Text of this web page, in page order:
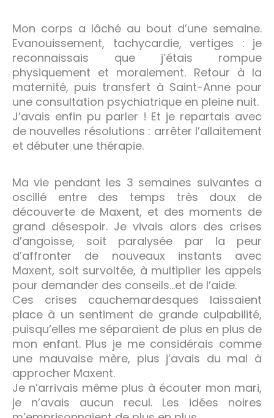
Mon corps a lâché au bout d’une semaine.
Evanouissement, tachycardie, vertiges : je
reconnaissais que j’étais rompue
physiquement et moralement. Retour à la
maternité, puis transfert à Saint-Anne pour
une consultation psychiatrique en pleine nuit.
J’avais enfin pu parler ! Et je repartais avec
de nouvelles résolutions : arrêter l’allaitement
et débuter une thérapie.
Ma vie pendant les 3 semaines suivantes a
oscillé entre des temps très doux de
découverte de Maxent, et des moments de
grand désespoir. Je vivais alors des crises
d’angoisse, soit paralysée par la peur
d’affronter de nouveaux instants avec
Maxent, soit survoltée, à multiplier les appels
pour demander des conseils…et de l’aide.
Ces crises cauchemardesques laissaient
place à un sentiment de grande culpabilité,
puisqu’elles me séparaient de plus en plus de
mon enfant. Plus je me considérais comme
une mauvaise mère, plus j’avais du mal à
approcher Maxent.
Je n’arrivais même plus à écouter mon mari,
je n’avais aucun recul. Les idées noires